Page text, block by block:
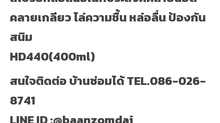
คลายเกลียว ไล่ความชื้น หล่อลื่น ป้องกัน
สนิม
HD440(400ml)
สนใจติดต่อ บ้านซ่อมได้ TEL.086-026-
8741